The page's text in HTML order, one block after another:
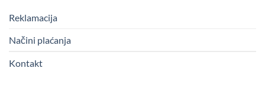
Reklamacija
Načini plaćanja
Kontakt